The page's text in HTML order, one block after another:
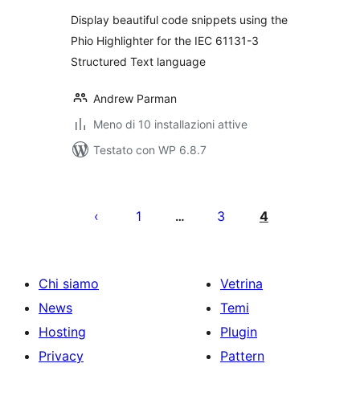
Display beautiful code snippets using the
Phio Highlighter for the IEC 61131-3
Structured Text language
Andrew Parman
Meno di 10 installazioni attive
Testato con WP 6.8.7
degli
1 … 3 4
Chi siamo
News
Hosting
Privacy
Vetrina
Temi
Plugin
Pattern